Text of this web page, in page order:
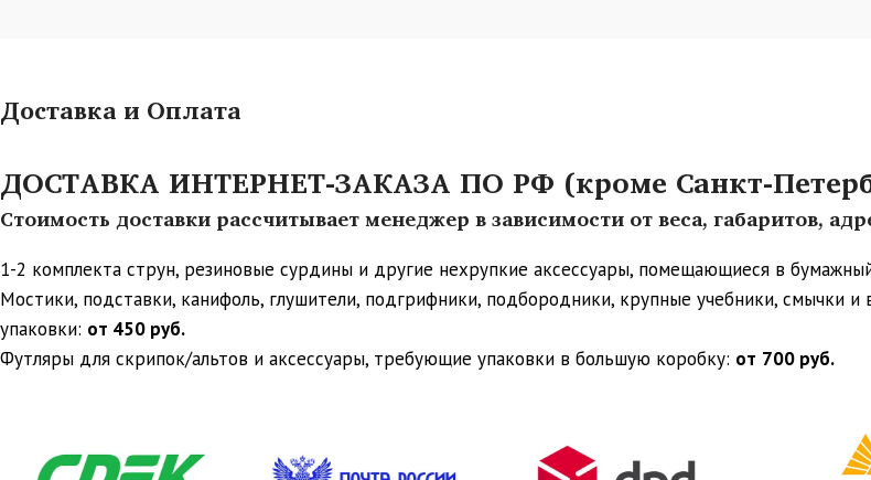
Доставка и Оплата
ДОСТАВКА ИНТЕРНЕТ-ЗАКАЗА ПО РФ (кроме Санкт-
Стоимость доставки рассчитывает менеджер в зависимости от веса, габаритов,
1-2 комплекта струн, резиновые сурдины и другие нехрупкие аксессуары, помещающиеся в
Мостики, подставки, канифоль, глушители, подгрифники, подбородники, крупные учебники, смычки
упаковки: от 450 руб.
Футляры для скрипок/альтов и аксессуары, требующие упаковки в большую коробку: от 700 руб.